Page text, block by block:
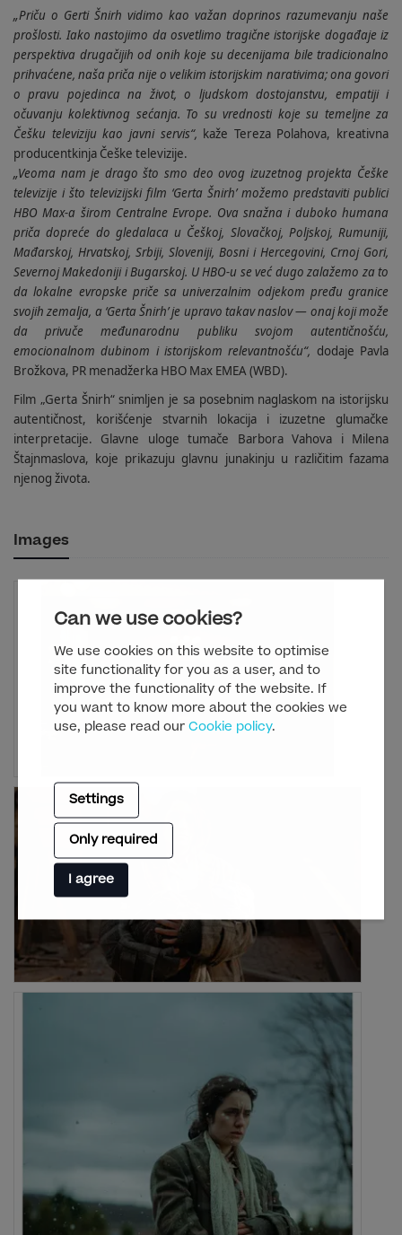
Can we use cookies?
We use cookies on this website to optimise
site functionality for you as a user, and to
improve the functionality of the website. If
you want to know more about the cookies we
use, please read our Cookie policy.
Settings
Only required
I agree
„Priču o Gerti Šnirh vidimo kao važan doprinos razumevanju naše
prošlosti. Iako nastojimo da osvetlimo tragične istorijske događaje iz
perspektiva drugačijih od onih koje su decenijama bile tradicionalno
prihvaćene, naša priča nije o velikim istorijskim narativima; ona govori
o pravu pojedinca na život, o ljudskom dostojanstvu, empatiji i
očuvanju kolektivnog sećanja. To su vrednosti koje su temeljne za
Češku televiziju kao javni servis“, kaže Tereza Polahova, kreativna
producentkinja Češke televizije.
„Veoma nam je drago što smo deo ovog izuzetnog projekta Češke
televizije i što televizijski film ‘Gerta Šnirh’ možemo predstaviti publici
HBO Max-a širom Centralne Evrope. Ova snažna i duboko humana
priča dopreće do gledalaca u Češkoj, Slovačkoj, Poljskoj, Rumuniji,
Mađarskoj, Hrvatskoj, Srbiji, Sloveniji, Bosni i Hercegovini, Crnoj Gori,
Severnoj Makedoniji i Bugarskoj. U HBO-u se već dugo zalažemo za to
da lokalne evropske priče sa univerzalnim odjekom pređu granice
svojih zemalja, a ‘Gerta Šnirh’ je upravo takav naslov — onaj koji može
da privuče međunarodnu publiku svojom autentičnošću,
emocionalnom dubinom i istorijskom relevantnošću“, dodaje Pavla
Brožkova, PR menadžerka HBO Max EMEA (WBD).
Film „Gerta Šnirh“ snimljen je sa posebnim naglaskom na istorijsku
autentičnost, korišćenje stvarnih lokacija i izuzetne glumačke
interpretacije. Glavne uloge tumače Barbora Vahova i Milena
Štajnmaslova, koje prikazuju glavnu junakinju u različitim fazama
njenog života.
Images